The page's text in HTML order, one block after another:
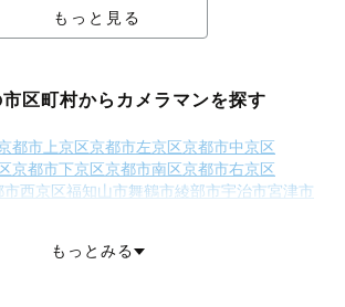
もっと見る
区町村からカメラマンを探す
都市上京区京都市左京区京都市中京区
京都市下京区京都市南区京都市右京区
市西京区福知山市舞鶴市綾部市宇治市宮津市
相楽郡笠置町相楽郡和束町
もっとみる